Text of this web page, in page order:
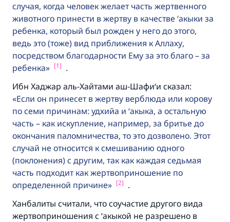
случая, когда человек желает часть жертвенного
животного принести в жертву в качестве ‘акыки за
ребенка, который был рожден у него до этого,
ведь это (тоже) вид приближения к Аллаху,
посредством благодарности Ему за это благо – за
ребенка
[1] .
Ибн Хаджар аль-Хайтами аш-Шафи‘и сказал:
Если он принесет в жертву верблюда или корову
по семи причинам: удхийа и ‘акыка, а остальную
часть – как искупление, например, за бритье до
окончания паломничества, то это дозволено. Этот
случай не относится к смешиванию одного
(поклонения) с другим, так как каждая седьмая
часть подходит как жертвоприношение по
определенной причине
[2] .
Ханбалиты считали, что соучастие другого вида
жертвоприношения с ‘акыкой не разрешено в